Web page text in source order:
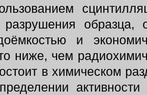
разрушения образца,
и
ниже, чем
в химическом